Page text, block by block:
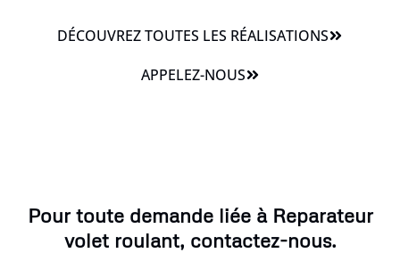
DÉCOUVREZ TOUTES LES RÉALISATIONS
APPELEZ-NOUS
Pour toute demande liée à Reparateur
volet roulant, contactez-nous.